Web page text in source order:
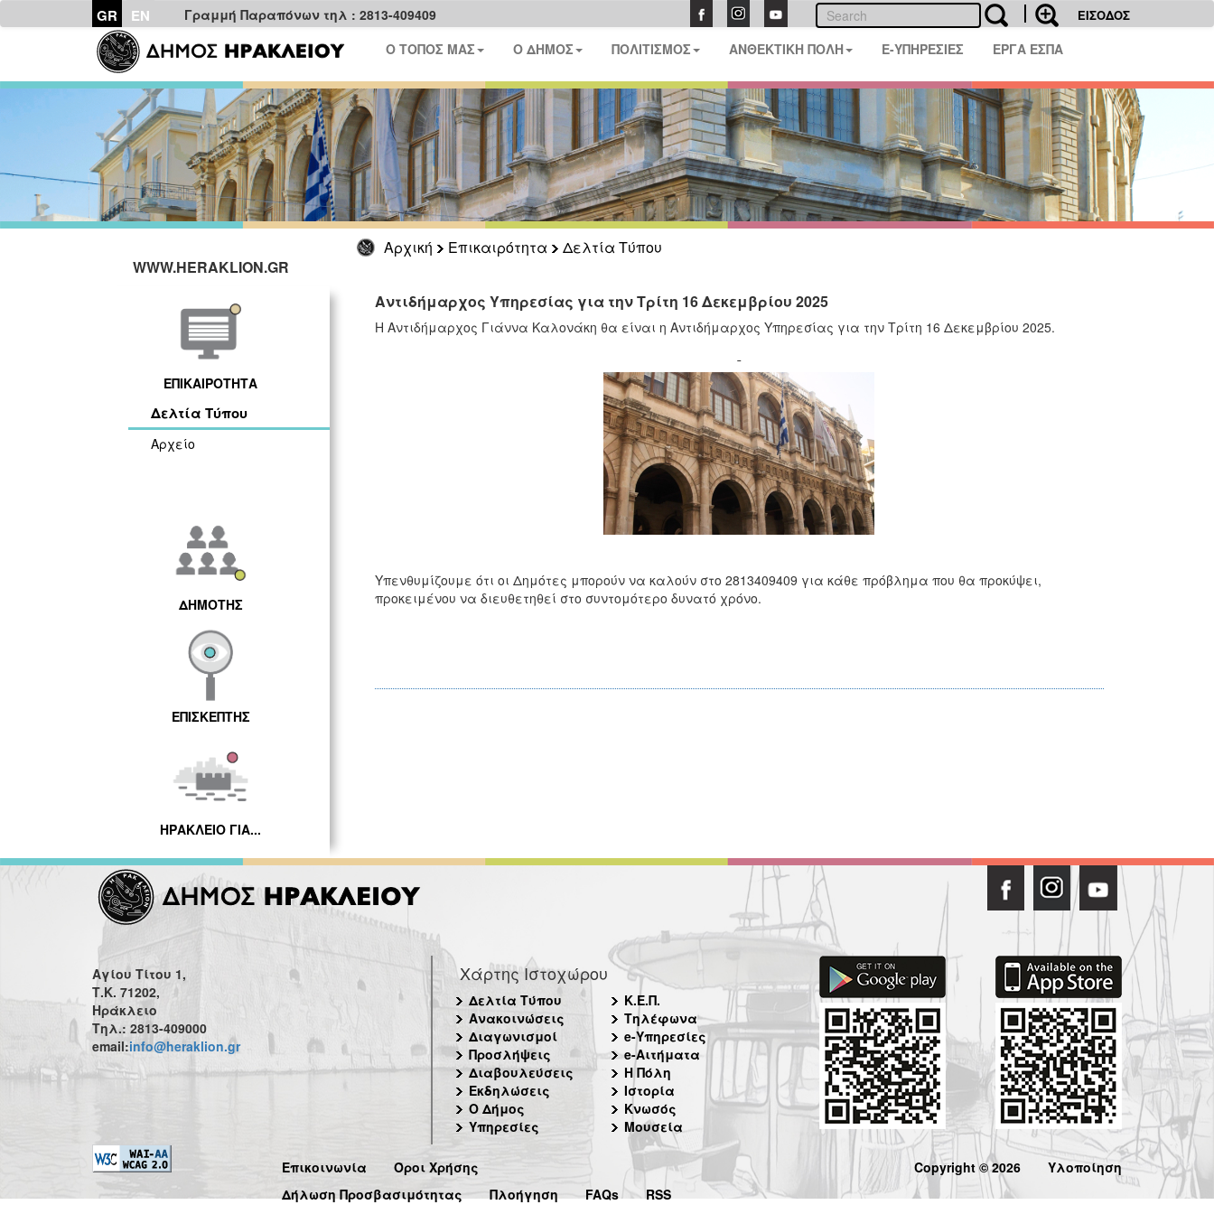
GR EN Γραμμή Παραπόνων τηλ : 2813-409409 ΕΙΣΟΔΟΣ
Ο ΤΟΠΟΣ ΜΑΣ Ο ΔΗΜΟΣ ΠΟΛΙΤΙΣΜΟΣ ΑΝΘΕΚΤΙΚΗ ΠΟΛΗ E-ΥΠΗΡΕΣΙΕΣ ΕΡΓΑ ΕΣΠΑ
Αρχική Επικαιρότητα
Δελτία Τύπου
WWW.HERAKLION.GR
ΕΠΙΚΑΙΡΟΤΗΤΑ
Δελτία Τύπου
Αρχείο
ΔΗΜΟΤΗΣ
ΕΠΙΣΚΕΠΤΗΣ
ΗΡΑΚΛΕΙΟ ΓΙΑ...
Αντιδήμαρχος Υπηρεσίας για την Τρίτη 16 Δεκεμβρίου 2025
Η Αντιδήμαρχος Γιάννα Καλονάκη θα είναι η Αντιδήμαρχος Υπηρεσίας για την Τρίτη 16 Δεκεμβρίου 2025.
Υπενθυμίζουμε ότι οι Δημότες μπορούν να καλούν στο 2813409409 για κάθε πρόβλημα που θα προκύψει,
προκειμένου να διευθετηθεί στο συντομότερο δυνατό χρόνο.
Αγίου Τίτου 1,
Τ.Κ. 71202,
Ηράκλειο
Τηλ.: 2813-409000
email:info@heraklion.gr
Χάρτης Ιστοχώρου
Δελτία Τύπου
Ανακοινώσεις
Διαγωνισμοί
Προσλήψεις
Διαβουλεύσεις
Εκδηλώσεις
Ο Δήμος
Υπηρεσίες
Κ.Ε.Π.
Τηλέφωνα
e-Υπηρεσίες
e-Αιτήματα
Η Πόλη
Ιστορία
Κνωσός
Μουσεία
Επικοινωνία
Όροι Χρήσης
Δήλωση Προσβασιμότητας
Πλοήγηση FAQs RSS
Copyright © 2026 Υλοποίηση